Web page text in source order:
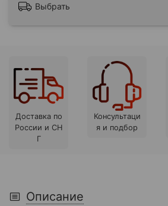
Выбрать
Доставка по
России и СН
Г
Консультаци
я и подбор
Описание